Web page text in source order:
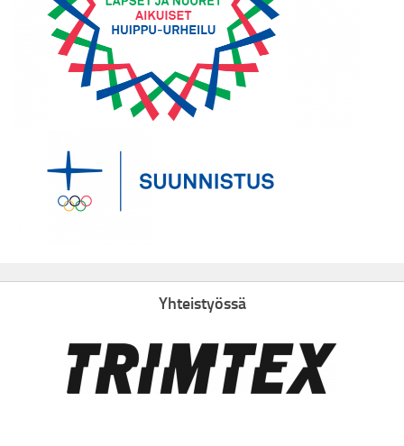
Yhteistyössä